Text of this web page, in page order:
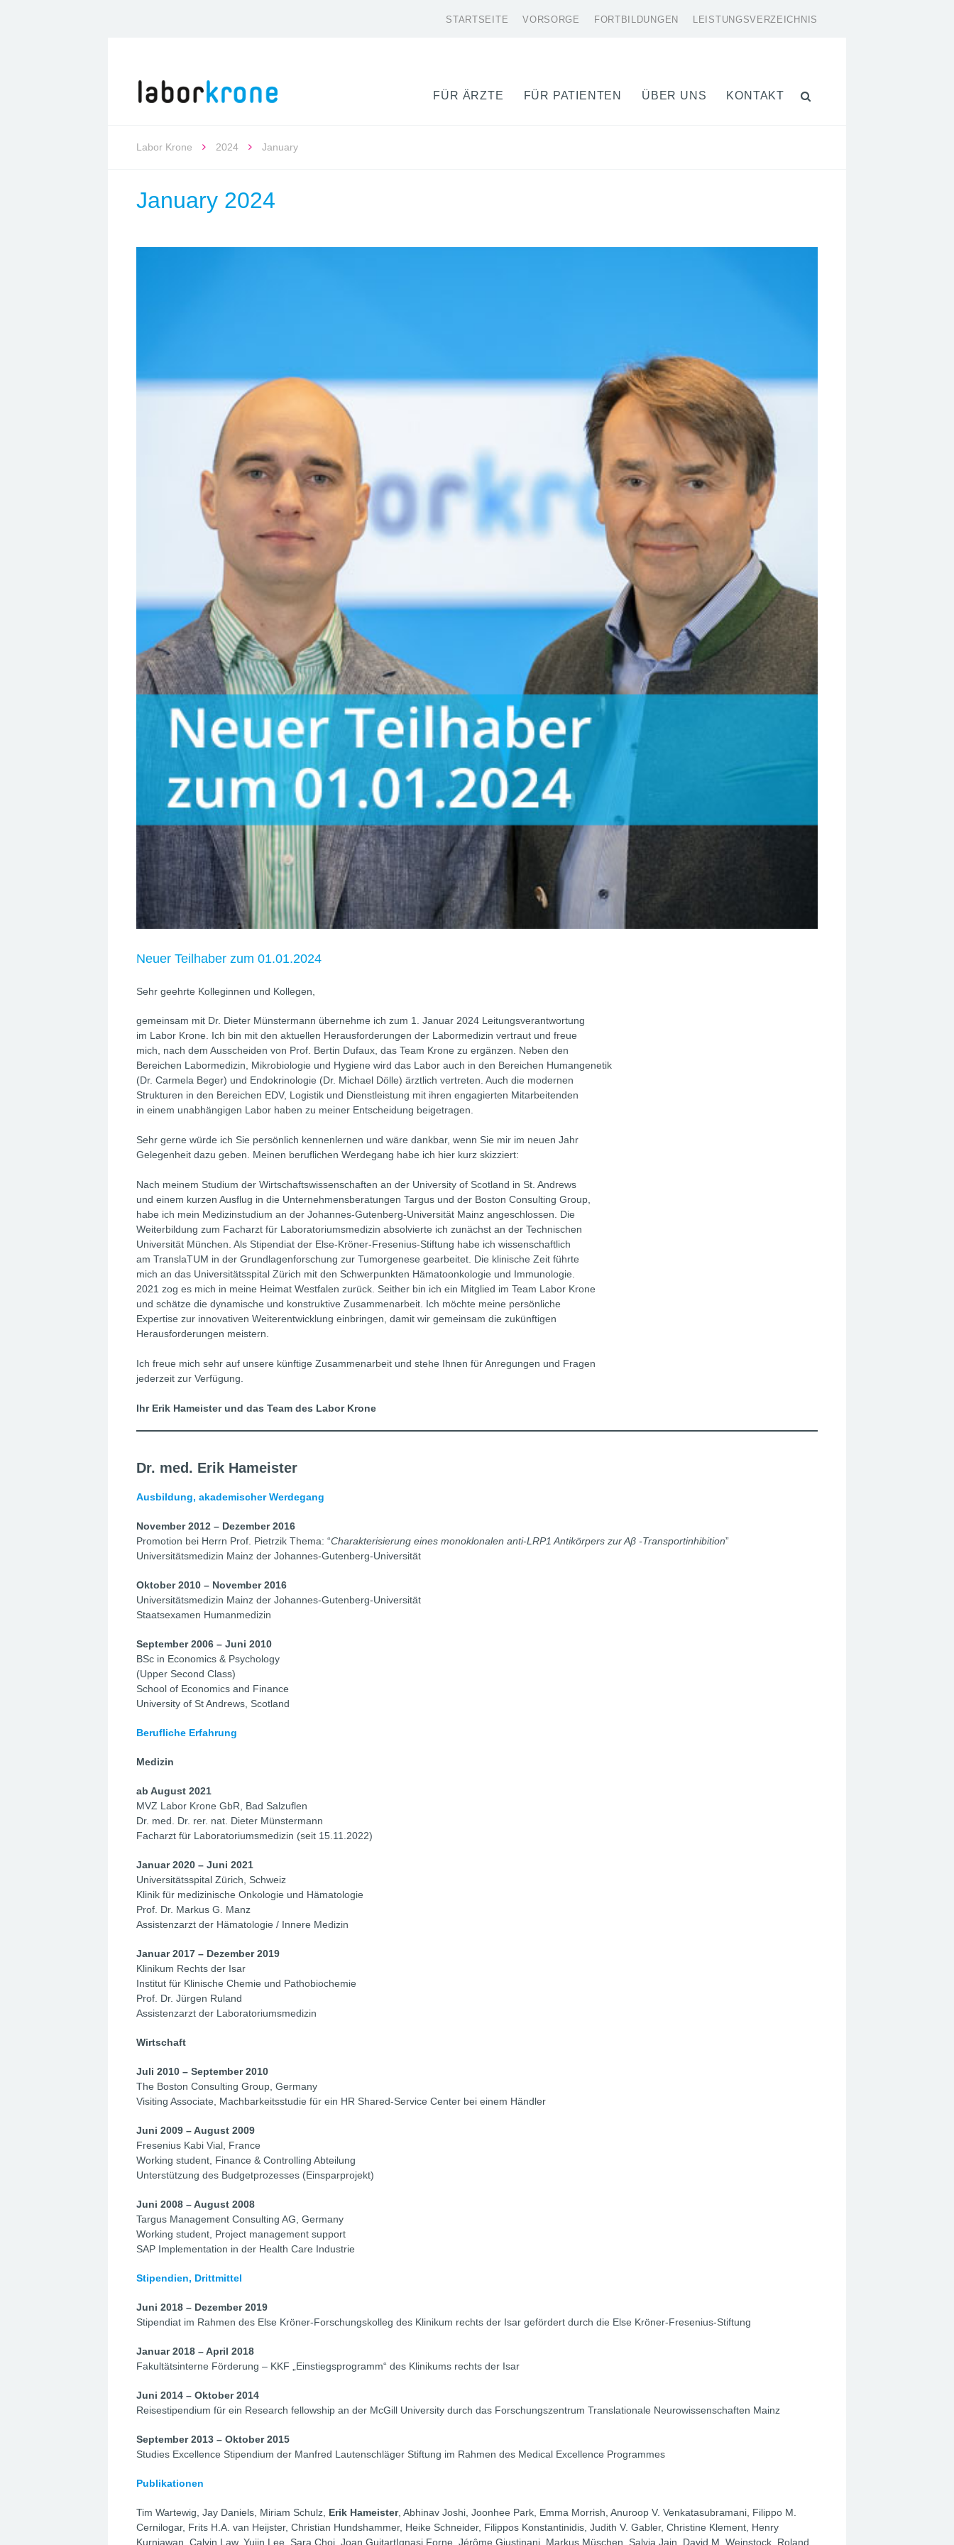
STARTSEITE VORSORGE FORTBILDUNGEN LEISTUNGSVERZEICHNIS
FÜR ÄRZTE FÜR PATIENTEN ÜBER UNS KONTAKT
Labor Krone 2024 January
January 2024
Neuer Teilhaber zum 01.01.2024
Sehr geehrte Kolleginnen und Kollegen,
gemeinsam mit Dr. Dieter Münstermann übernehme ich zum 1. Januar 2024 Leitungsverantwortung
im Labor Krone. Ich bin mit den aktuellen Herausforderungen der Labormedizin vertraut und freue
mich, nach dem Ausscheiden von Prof. Bertin Dufaux, das Team Krone zu ergänzen. Neben den
Bereichen Labormedizin, Mikrobiologie und Hygiene wird das Labor auch in den Bereichen Humangenetik
(Dr. Carmela Beger) und Endokrinologie (Dr. Michael Dölle) ärztlich vertreten. Auch die modernen
Strukturen in den Bereichen EDV, Logistik und Dienstleistung mit ihren engagierten Mitarbeitenden
in einem unabhängigen Labor haben zu meiner Entscheidung beigetragen.
Sehr gerne würde ich Sie persönlich kennenlernen und wäre dankbar, wenn Sie mir im neuen Jahr
Gelegenheit dazu geben. Meinen beruflichen Werdegang habe ich hier kurz skizziert:
Nach meinem Studium der Wirtschaftswissenschaften an der University of Scotland in St. Andrews
und einem kurzen Ausflug in die Unternehmensberatungen Targus und der Boston Consulting Group,
habe ich mein Medizinstudium an der Johannes-Gutenberg-Universität Mainz angeschlossen. Die
Weiterbildung zum Facharzt für Laboratoriumsmedizin absolvierte ich zunächst an der Technischen
Universität München. Als Stipendiat der Else-Kröner-Fresenius-Stiftung habe ich wissenschaftlich
am TranslaTUM in der Grundlagenforschung zur Tumorgenese gearbeitet. Die klinische Zeit führte
mich an das Universitätsspital Zürich mit den Schwerpunkten Hämatoonkologie und Immunologie.
2021 zog es mich in meine Heimat Westfalen zurück. Seither bin ich ein Mitglied im Team Labor Krone
und schätze die dynamische und konstruktive Zusammenarbeit. Ich möchte meine persönliche
Expertise zur innovativen Weiterentwicklung einbringen, damit wir gemeinsam die zukünftigen
Herausforderungen meistern.
Ich freue mich sehr auf unsere künftige Zusammenarbeit und stehe Ihnen für Anregungen und Fragen
jederzeit zur Verfügung.
Ihr Erik Hameister und das Team des Labor Krone
Dr. med. Erik Hameister
Ausbildung, akademischer Werdegang
November 2012 – Dezember 2016
Promotion bei Herrn Prof. Pietrzik Thema: “Charakterisierung eines monoklonalen anti-LRP1 Antikörpers zur Aβ -Transportinhibition”
Universitätsmedizin Mainz der Johannes-Gutenberg-Universität
Oktober 2010 – November 2016
Universitätsmedizin Mainz der Johannes-Gutenberg-Universität
Staatsexamen Humanmedizin
September 2006 – Juni 2010
BSc in Economics & Psychology
(Upper Second Class)
School of Economics and Finance
University of St Andrews, Scotland
Berufliche Erfahrung
Medizin
ab August 2021
MVZ Labor Krone GbR, Bad Salzuflen
Dr. med. Dr. rer. nat. Dieter Münstermann
Facharzt für Laboratoriumsmedizin (seit 15.11.2022)
Januar 2020 – Juni 2021
Universitätsspital Zürich, Schweiz
Klinik für medizinische Onkologie und Hämatologie
Prof. Dr. Markus G. Manz
Assistenzarzt der Hämatologie / Innere Medizin
Januar 2017 – Dezember 2019
Klinikum Rechts der Isar
Institut für Klinische Chemie und Pathobiochemie
Prof. Dr. Jürgen Ruland
Assistenzarzt der Laboratoriumsmedizin
Wirtschaft
Juli 2010 – September 2010
The Boston Consulting Group, Germany
Visiting Associate, Machbarkeitsstudie für ein HR Shared-Service Center bei einem Händler
Juni 2009 – August 2009
Fresenius Kabi Vial, France
Working student, Finance & Controlling Abteilung
Unterstützung des Budgetprozesses (Einsparprojekt)
Juni 2008 – August 2008
Targus Management Consulting AG, Germany
Working student, Project management support
SAP Implementation in der Health Care Industrie
Stipendien, Drittmittel
Juni 2018 – Dezember 2019
Stipendiat im Rahmen des Else Kröner-Forschungskolleg des Klinikum rechts der Isar gefördert durch die Else Kröner-Fresenius-Stiftung
Januar 2018 – April 2018
Fakultätsinterne Förderung – KKF „Einstiegsprogramm“ des Klinikums rechts der Isar
Juni 2014 – Oktober 2014
Reisestipendium für ein Research fellowship an der McGill University durch das Forschungszentrum Translationale Neurowissenschaften Mainz
September 2013 – Oktober 2015
Studies Excellence Stipendium der Manfred Lautenschläger Stiftung im Rahmen des Medical Excellence Programmes
Publikationen
Tim Wartewig, Jay Daniels, Miriam Schulz, Erik Hameister, Abhinav Joshi, Joonhee Park, Emma Morrish, Anuroop V. Venkatasubramani, Filippo M.
Cernilogar, Frits H.A. van Heijster, Christian Hundshammer, Heike Schneider, Filippos Konstantinidis, Judith V. Gabler, Christine Klement, Henry
Kurniawan, Calvin Law, Yujin Lee, Sara Choi, Joan GuitartIgnasi Forne, Jérôme Giustinani, Markus Müschen, Salvia Jain, David M. Weinstock, Roland